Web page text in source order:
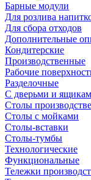
Барные модули
Для розлива
Для сбора отходов
Дополнительные
Кондитерские
Производственные
Рабочие
Разделочные
С дверьми и
Столы
Столы с мойками
Столы-вставки
Столы-тумбы
Технологические
Функциональные
Тележки